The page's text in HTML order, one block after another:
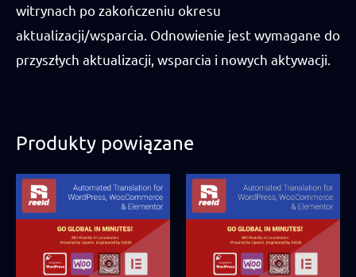
witrynach po zakończeniu okresu
aktualizacji/wsparcia. Odnowienie jest wymagane do
przyszłych aktualizacji, wsparcia i nowych aktywacji.
Produkty powiązane